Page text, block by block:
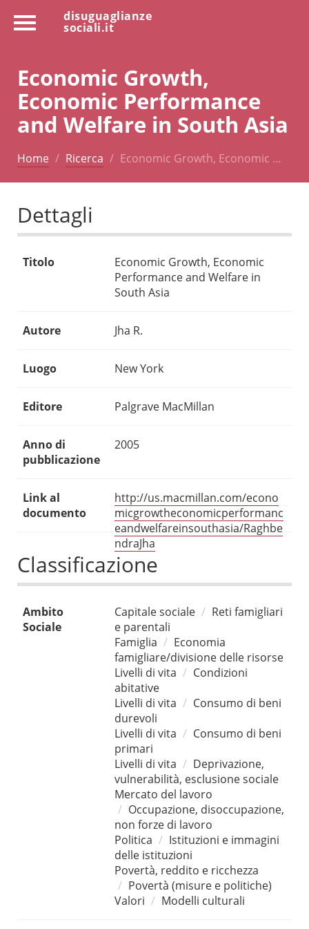
disuguaglianze
sociali.it
Economic Growth,
Economic Performance
and Welfare in South Asia
Home Ricerca Economic Growth, Economic …
Dettagli
Titolo
Economic Growth, Economic
Performance and Welfare in
South Asia
Autore Jha R.
Luogo New York
Editore Palgrave MacMillan
Anno di
pubblicazione
2005
Link al
documento
http://us.macmillan.com/econo
micgrowtheconomicperformanc
eandwelfareinsouthasia/Raghbe
ndraJha
Classificazione
Ambito
Sociale
Capitale sociale
Reti famigliari
e parentali
Famiglia
Economia
famigliare/divisione delle risorse
Livelli di vita
Condizioni
abitative
Livelli di vita
Consumo di beni
durevoli
Livelli di vita
Consumo di beni
primari
Livelli di vita
Deprivazione,
vulnerabilità, esclusione sociale
Mercato del lavoro
Occupazione, disoccupazione,
non forze di lavoro
Politica
Istituzioni e immagini
delle istituzioni
Povertà, reddito e ricchezza
Povertà (misure e politiche)
Valori
Modelli culturali